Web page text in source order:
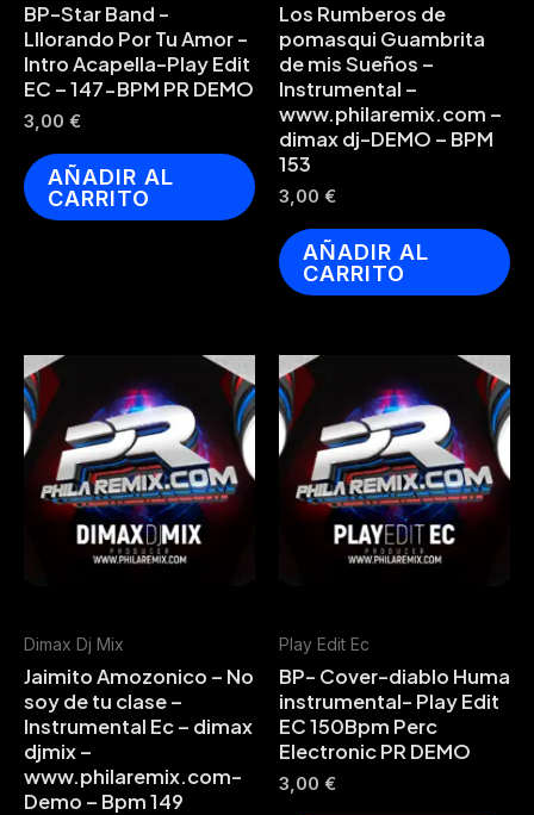
BP-Star Band -
Lllorando Por Tu Amor -
Intro Acapella-Play Edit
EC – 147-BPM PR DEMO
3,00 €
AÑADIR AL
CARRITO
Los Rumberos de
pomasqui Guambrita
de mis Sueños –
Instrumental –
www.philaremix.com –
dimax dj-DEMO – BPM
153
3,00 €
AÑADIR AL
CARRITO
Dimax Dj Mix
Jaimito Amozonico – No
soy de tu clase –
Instrumental Ec – dimax
djmix –
www.philaremix.com-
Demo – Bpm 149
Play Edit Ec
BP- Cover-diablo Huma
instrumental- Play Edit
EC 150Bpm Perc
Electronic PR DEMO
3,00 €